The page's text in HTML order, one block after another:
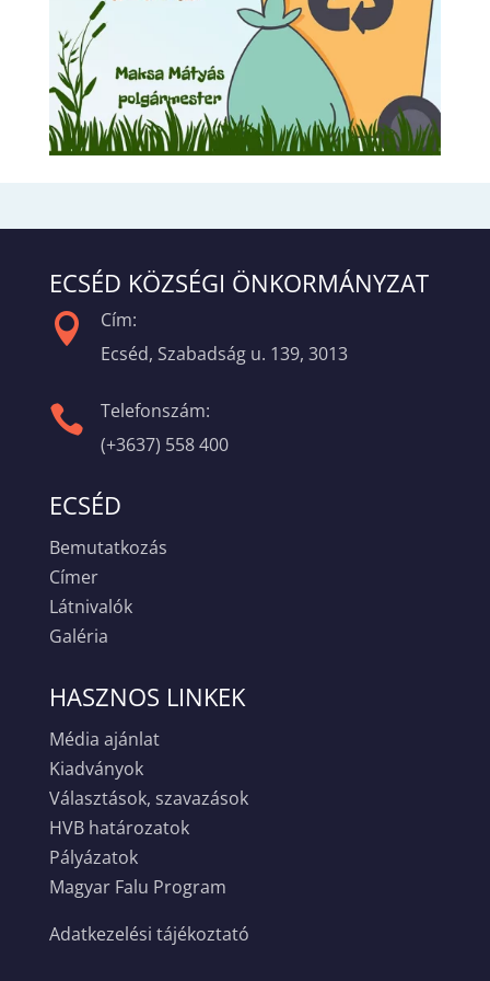
ECSÉD KÖZSÉGI ÖNKORMÁNYZAT

Cím:
Ecséd, Szabadság u. 139, 3013

Telefonszám:
(+3637) 558 400
ECSÉD
Bemutatkozás
Címer
Látnivalók
Galéria
HASZNOS LINKEK
Média ajánlat
Kiadványok
Választások, szavazások
HVB határozatok
Pályázatok
Magyar Falu Program
Adatkezelési tájékoztató